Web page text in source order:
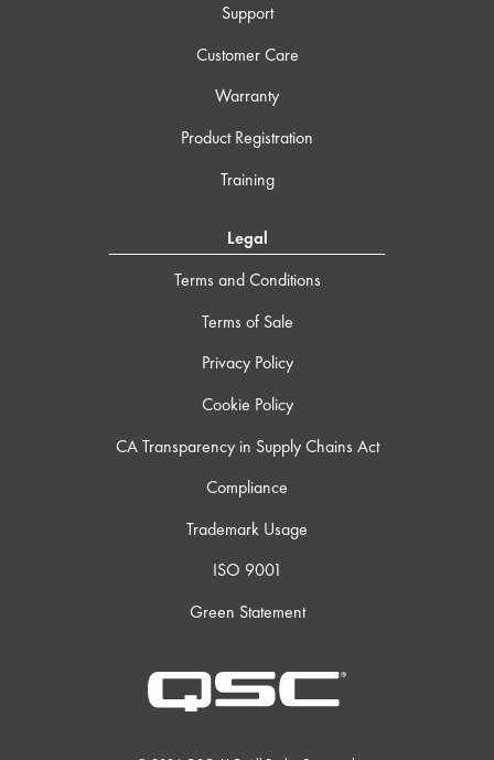
Support
Customer Care
Warranty
Product Registration
Training
Legal
Terms and Conditions
Terms of Sale
Privacy Policy
Cookie Policy
CA Transparency in Supply Chains Act
Compliance
Trademark Usage
ISO 9001
Green Statement